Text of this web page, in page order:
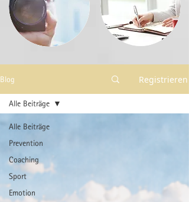
Blog Registrieren
Alle Beiträge
Prevention
Coaching
Sport
Emotion
Alle Beiträge